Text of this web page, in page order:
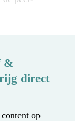
&
direct
op